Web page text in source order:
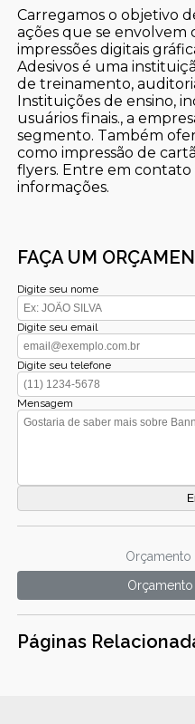
Carregamos o objetivo
ações que se envolvem
impressões digitais
Adesivos é uma
de treinamento,
Instituições de ensino,
usuários finais., a
segmento. Também
como impressão de
flyers. Entre em contato
informações.
FAÇA UM
Digite seu nome
Digite seu email
Digite seu telefone
Mensagem
Páginas